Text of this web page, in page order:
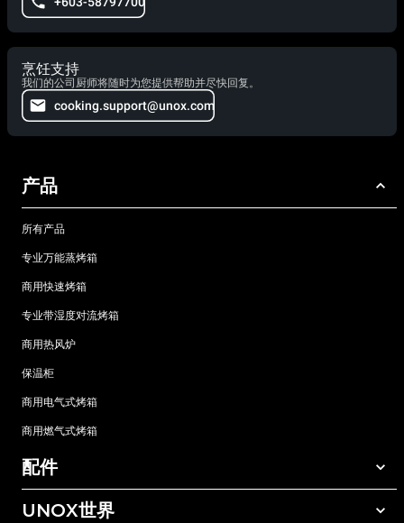
烹饪支持
我们的公司厨师将随时为您提供帮助并尽快回复。
cooking.support@unox.com
产品
所有产品
专业万能蒸烤箱
商用快速烤箱
专业带湿度对流烤箱
商用热风炉
保温柜
商用电气式烤箱
商用燃气式烤箱
配件
所有配件
UNOX世界